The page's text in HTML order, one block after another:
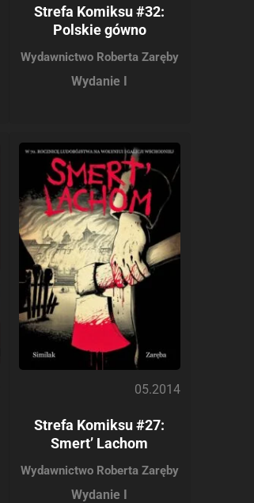
Strefa Komiksu #32:
Polskie gówno
Wydawnictwo Roberta Zaręby
Wydanie I
05.2014
Strefa Komiksu #27:
Smert’ Lachom
Wydawnictwo Roberta Zaręby
Wydanie I